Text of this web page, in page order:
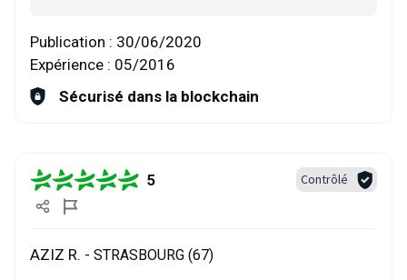
Publication : 30/06/2020
Expérience : 05/2016
Sécurisé dans la blockchain
5 Contrôlé
AZIZ R. - STRASBOURG (67)